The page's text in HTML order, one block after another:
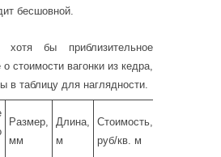
бесшовной.
бы приблизительное
стоимости вагонки из кедра,
в таблицу для наглядности.
Размер,
мм
Длина,
м
Стоимость,
руб/кв. м